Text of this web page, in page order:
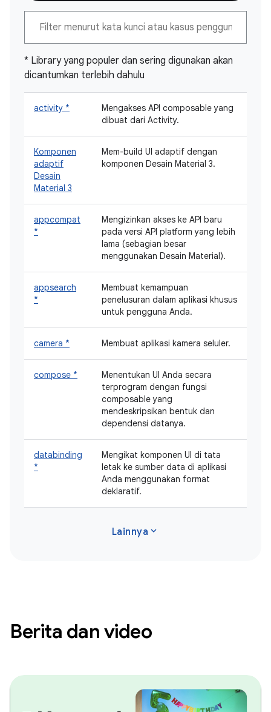
* Library yang populer dan sering digunakan akan
dicantumkan terlebih dahulu
activity *
Mengakses API composable yang
dibuat dari Activity.
Komponen
adaptif
Desain
Material 3
Mem-build UI adaptif dengan
komponen Desain Material 3.
appcompat
*
Mengizinkan akses ke API baru
pada versi API platform yang lebih
lama (sebagian besar
menggunakan Desain Material).
appsearch
*
Membuat kemampuan
penelusuran dalam aplikasi khusus
untuk pengguna Anda.
camera * Membuat aplikasi kamera seluler.
compose *
Menentukan UI Anda secara
terprogram dengan fungsi
composable yang
mendeskripsikan bentuk dan
dependensi datanya.
databinding
*
Mengikat komponen UI di tata
letak ke sumber data di aplikasi
Anda menggunakan format
deklaratif.
Lainnya expand_more
Berita dan video